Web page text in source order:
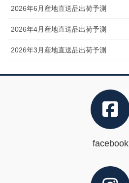
2026年6月産地直送品出荷予測
2026年4月産地直送品出荷予測
2026年3月産地直送品出荷予測
facebook